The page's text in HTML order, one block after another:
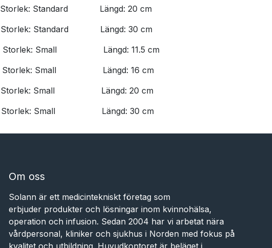
​Storlek: Standard
​Längd: 20 cm
​Storlek: Standard
​Längd: 30 cm
​Storlek: Small
​Längd: 11.5 cm
​Storlek: Small
​Längd: 16 cm
​Storlek: Small
​Längd: 20 cm
​Storlek: Small ​Längd: 30 cm
Om oss
Solann är ett medicintekniskt företag som
erbjuder produkter och lösningar inom kvinnohälsa,
operation och infusion. Sedan 2004 har vi arbetat nära
vårdpersonal, kliniker och sjukhus i Norden med fokus på